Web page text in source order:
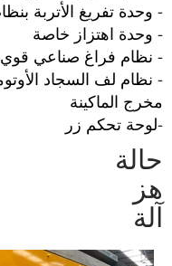
- وحدة تفريغ الأتربة
- وحدة اهتزاز خاصة
- نظام فراغ صناعي قوي
- نظام لف السجاد
مخرج الماكينة
-لوحة تحكم زر
حالة
هز
آلة